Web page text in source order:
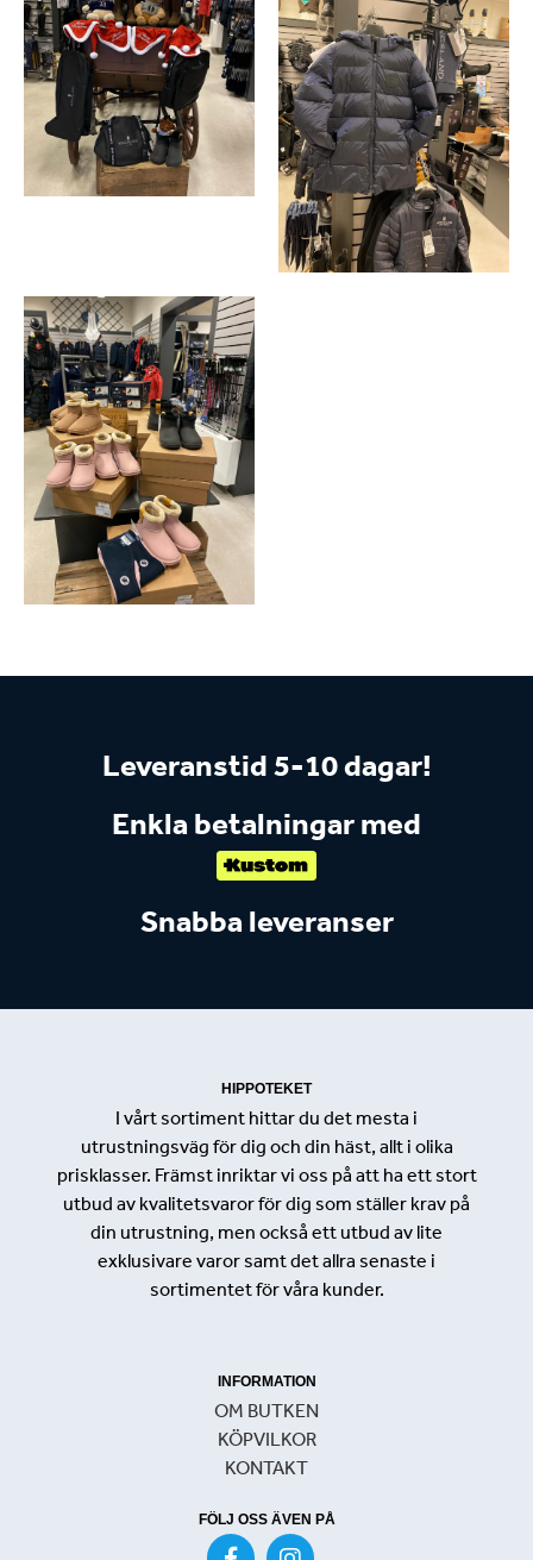
Leveranstid 5-10 dagar!
Enkla betalningar med
Snabba leveranser
HIPPOTEKET
I vårt sortiment hittar du det mesta i
utrustningsväg för dig och din häst, allt i olika
prisklasser. Främst inriktar vi oss på att ha ett stort
utbud av kvalitetsvaror för dig som ställer krav på
din utrustning, men också ett utbud av lite
exklusivare varor samt det allra senaste i
sortimentet för våra kunder.
INFORMATION
OM BUTKEN
KÖPVILKOR
KONTAKT
FÖLJ OSS ÄVEN PÅ